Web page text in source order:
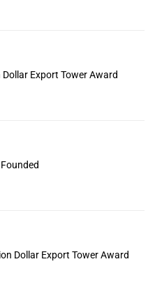
Export Tower Award
Dollar Export Tower Award